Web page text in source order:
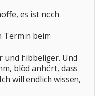
es ist noch
Termin beim
und hibbeliger. Und
blöd anhört, dass
will endlich wissen,